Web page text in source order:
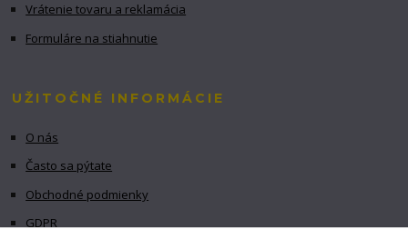
Vrátenie tovaru a reklamácia
Formuláre na stiahnutie
UŽITOČNÉ INFORMÁCIE
O nás
Často sa pýtate
Obchodné podmienky
GDPR